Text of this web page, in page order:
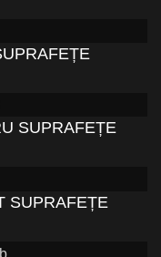
SUPRAFEȚE
SUPRAFEȚE